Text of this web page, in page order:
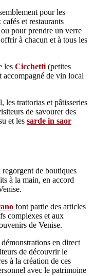
pour les
et restaurants
pour prendre un verre
à chacun et à tous les
les Cicchetti (petites
accompagné de vin local
les trattorias et pâtisseries
de savourer des
et les sarde in saor
de boutiques
à la main, en accord
font partie des articles
complexes et aux
de Venise.
en direct
de découvrir le
à la création de ces
avec le patrimoine